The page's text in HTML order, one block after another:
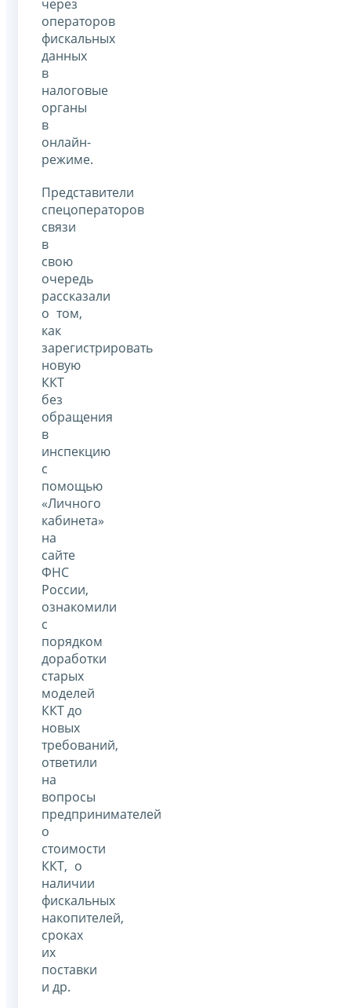
через
операторов
фискальных
данных
в
налоговые
органы
в
онлайн-
режиме.
Представители
спецоператоров
связи
в
свою
очередь
рассказали
о том,
как
зарегистрировать
новую
ККТ
без
обращения
в
инспекцию
с
помощью
«Личного
кабинета»
на
сайте
ФНС
России,
ознакомили
с
порядком
доработки
старых
моделей
ККТ до
новых
требований,
ответили
на
вопросы
предпринимателей
о
стоимости
ККТ, о
наличии
фискальных
накопителей,
сроках
их
поставки
и др.